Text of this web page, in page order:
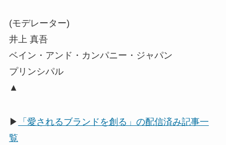
(モデレーター)
井上 真吾
ベイン・アンド・カンパニー・ジャパン
プリンシパル
▲
▶
「愛されるブランドを創る」の配信済み記事一
覧